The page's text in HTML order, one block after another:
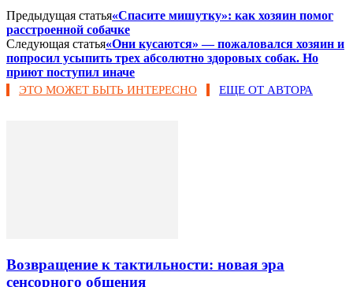
Предыдущая статья«Спасите мишутку»: как хозяин помог
расстроенной собачке
Следующая статья«Они кусаются» — пожаловался хозяин и
попросил усыпить трех абсолютно здоровых собак. Но
приют поступил иначе
ЭТО МОЖЕТ БЫТЬ ИНТЕРЕСНО ЕЩЕ ОТ АВТОРА
Возвращение к тактильности: новая эра
сенсорного общения